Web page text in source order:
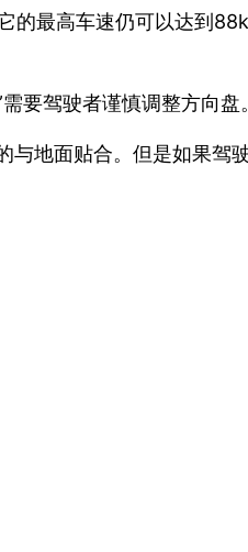
的最高车速仍可以达到
要驾驶者谨慎调整方向盘。
与地面贴合。但是如果驾